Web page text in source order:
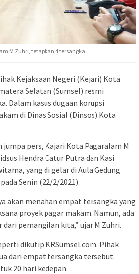
M Zuhri, tetapkan 4 tersangka.
Kejaksaan Negeri (Kejari) Kota
Selatan (Sumsel) resmi
Dalam kasus dugaan korupsi
di Dinas Sosial (Dinsos) Kota
pers, Kajari Kota Pagaralam M
Hendra Catur Putra dan Kasi
yang di gelar di Aula Gedung
Senin (22/2/2021).
akan menahan empat tersangka yang
proyek pagar makam. Namun, ada
pemangilan kita,” ujar M Zuhri.
dikutip KRSumsel.com. Pihak
dari empat tersangka tersebut.
20 hari kedepan.